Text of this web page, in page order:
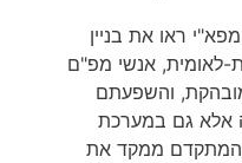
מפא"י ראו את בניין
לאומית, אנשי מפ"ם
מובהקת, והשפעתם
אלא גם במערכת
המתקדם ממקד את